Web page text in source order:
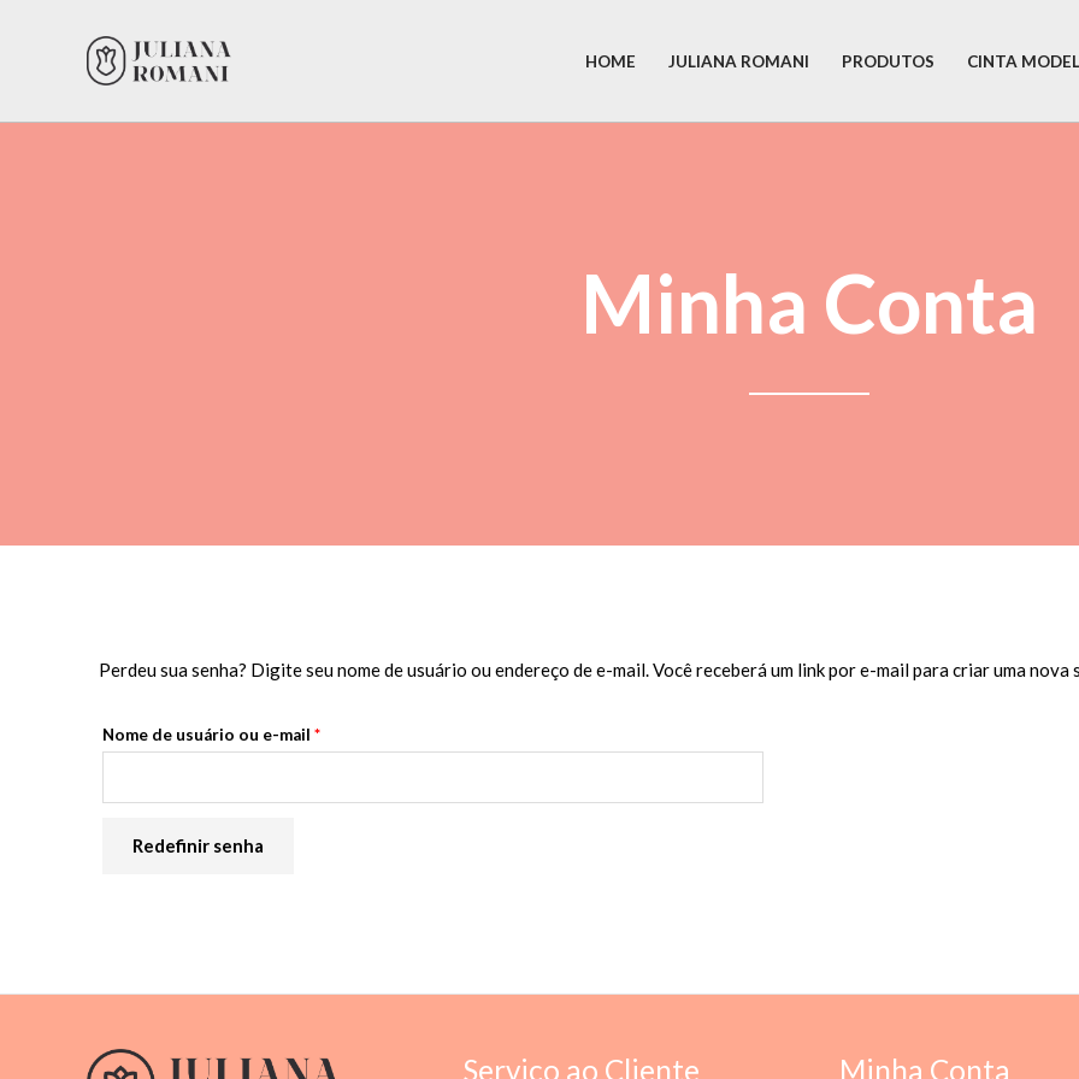
HOME JULIANA ROMANI PRODUTOS CINTA
Minha Conta
Perdeu sua senha? Digite seu nome de usuário ou endereço de e-mail. Você receberá um link por e-mail para criar uma nova
Nome de usuário ou e-mail *
Redefinir senha
Serviço ao Cliente Minha Conta